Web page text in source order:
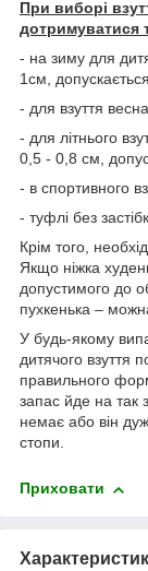
При виборі
дотримуватися
- на зиму для
1см,
- для взуття
- для літнього
0,5 - 0,8 см,
- в спортивного
- туфлі без
Крім того,
Якщо ніжка
допустимого до
пухкенька –
У будь-якому
дитячого взуття
правильного
запас йде на так
немає або він
стопи.
Приховати